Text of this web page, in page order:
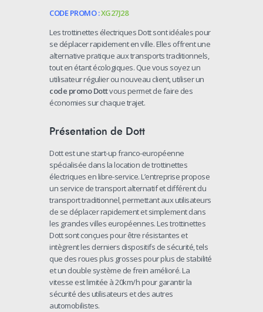
CODE PROMO :XG27J28
Les trottinettes électriques Dott sont idéales pour
se déplacer rapidement en ville. Elles offrent une
alternative pratique aux transports traditionnels,
tout en étant écologiques. Que vous soyez un
utilisateur régulier ou nouveau client, utiliser un
code promo Dottvous permet de faire des
économies sur chaque trajet.
Présentation de Dott
Dott est une start-up franco-européenne
spécialisée dans la location de trottinettes
électriques en libre-service. L’entreprise propose
un service de transport alternatif et différent du
transport traditionnel, permettant aux utilisateurs
de se déplacer rapidement et simplement dans
les grandes villes européennes. Les trottinettes
Dott sont conçues pour être résistantes et
intègrent les derniers dispositifs de sécurité, tels
que des roues plus grosses pour plus de stabilité
et un double système de frein amélioré. La
vitesse est limitée à 20km/h pour garantir la
sécurité des utilisateurs et des autres
automobilistes.